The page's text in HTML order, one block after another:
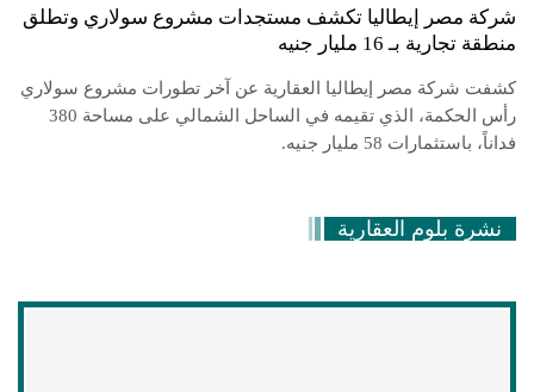
شركة مصر إيطاليا تكشف مستجدات مشروع سولاري وتطلق
منطقة تجارية بـ 16 مليار جنيه
كشفت شركة مصر إيطاليا العقارية عن آخر تطورات مشروع سولاري
رأس الحكمة، الذي تقيمه في الساحل الشمالي على مساحة 380
فداناً، باستثمارات 58 مليار جنيه.
نشرة بلوم العقارية